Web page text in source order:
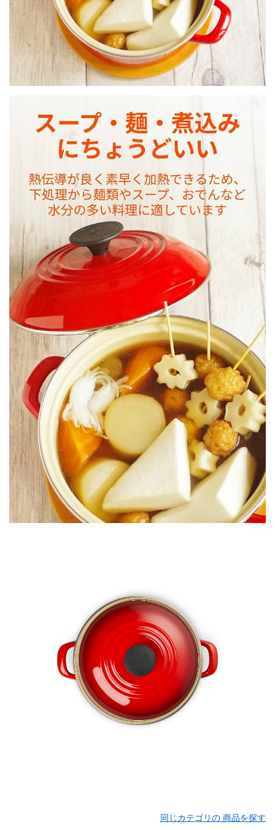
同じカテゴリの 商品を探す